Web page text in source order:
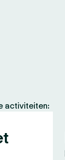
activiteiten: